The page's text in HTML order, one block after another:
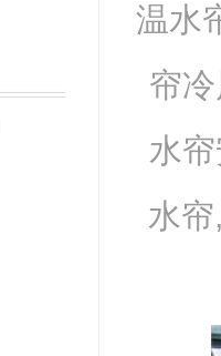
温水
帘
水
水